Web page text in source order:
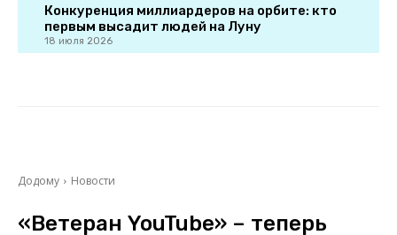
Конкуренция миллиардеров на орбите: кто
первым высадит людей на Луну
18 июля 2026